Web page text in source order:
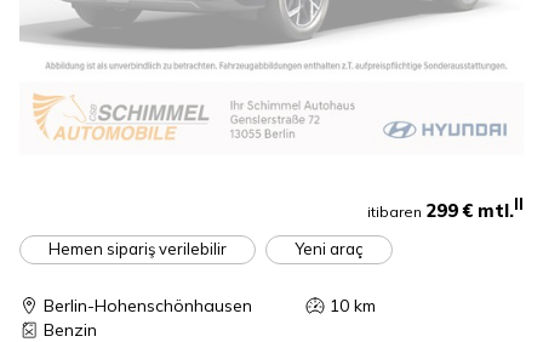
itibaren 299 € mtl.II
Hemen sipariş verilebilir Yeni araç
Berlin-Hohenschönhausen 10km
Benzin